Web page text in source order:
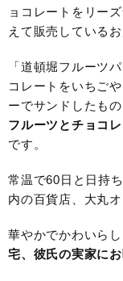
ョコレートをリー
えて販売しているお
「道頓堀フルーツ
コレートをいちご
ーでサンドしたも
フルーツとチョコ
です。
常温で60日と日持
内の百貨店、大丸
華やかでかわいらし
宅、彼氏の実家に